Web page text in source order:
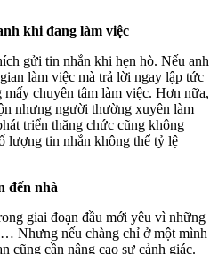
khi đang làm việc
gửi tin nhắn khi hẹn hò. Nếu anh
làm việc mà trả lời ngay lập tức
chuyên tâm làm việc. Hơn nữa,
nhưng người thường xuyên làm
triển thăng chức cũng không
lượng tin nhắn không thể tỷ lệ
đến nhà
giai đoạn đầu mới yêu vì những
Nhưng nếu chàng chỉ ở một mình
cũng cần nâng cao sự cảnh giác.